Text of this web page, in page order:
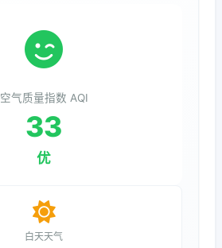
空气质量指数 AQI
33
优
白天天气